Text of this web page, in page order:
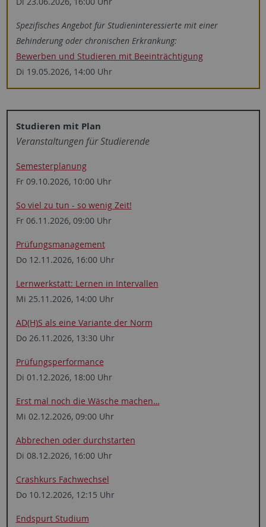
Spezifisches Angebot für ­Studien­interessierte mit einer
Behinderung oder chronischen Erkrankung:
Bewerben und Studieren mit Beeinträchtigung
Di 19.05.2026, 14:00 Uhr
Studieren mit Plan
Veranstaltungen für Studierende
Semesterplanung
Fr 09.10.2026, 10:00 Uhr
So viel zu tun - so wenig Zeit!
Fr 06.11.2026, 09:00 Uhr
Prüfungsmanagement
Do 12.11.2026, 16:00 Uhr
Lernwerkstatt: ­Lernen in ­Intervallen
Mi 25.11.2026, 14:00 Uhr
AD(H)S als eine Variante der Norm
Do 26.11.2026, 13:30 Uhr
Prüfungsperformance
Di 01.12.2026, 18:00 Uhr
Erst mal noch die Wäsche ­machen…
Mi 02.12.2026, 09:00 Uhr
Abbrechen oder durchstarten
Di 08.12.2026, 16:00 Uhr
Crashkurs Fachwechsel
Do 10.12.2026, 12:15 Uhr
Endspurt Studium